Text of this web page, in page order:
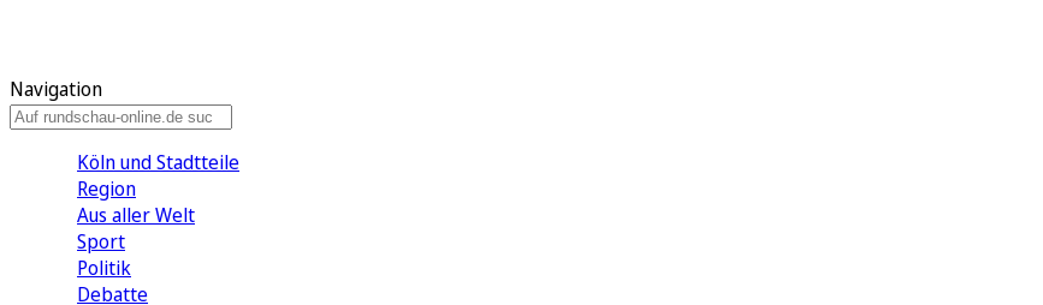
Navigation
Köln und Stadtteile
Region
Aus aller Welt
Sport
Politik
Debatte